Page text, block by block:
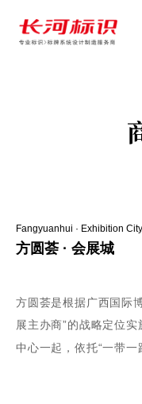
Fangyuanhui · Exhibition City
方圆荟 · 会展城
方圆荟是根据广西国际
展主办商”的战略定位
中心一起，依托“一带